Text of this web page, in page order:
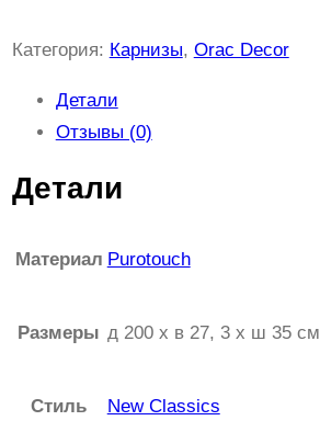
Категория: Карнизы, Orac Decor
Детали
Отзывы (0)
Детали
Материал Purotouch
Размеры д 200 x в 27, 3 x ш 35 см
Стиль New Classics